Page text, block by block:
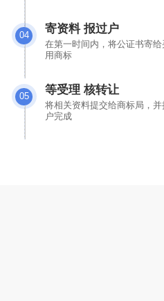
04 寄资料 报过户
在第一时间内，将公证书寄
用商标
05 等受理 核转让
将相关资料提交给商标局，
户完成